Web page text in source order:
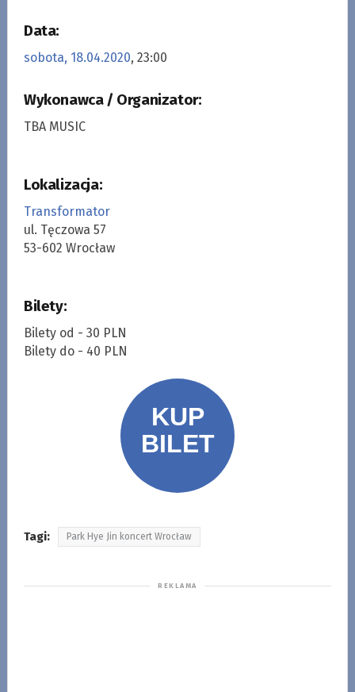
Data:
sobota, 18.04.2020, 23:00
Wykonawca / Organizator:
TBA MUSIC
Lokalizacja:
Transformator
ul. Tęczowa 57
53-602 Wrocław
Bilety:
Bilety od - 30 PLN
Bilety do - 40 PLN
Tagi: Park Hye Jin koncert Wrocław